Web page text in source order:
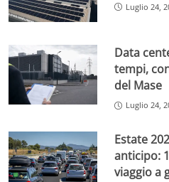
Luglio 24,
Data
tempi,
del Mase
Luglio 24,
Estate
anticipo:
viaggio a